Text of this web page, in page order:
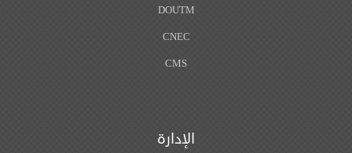
DOUTM
CNEC
CMS
الإدارة